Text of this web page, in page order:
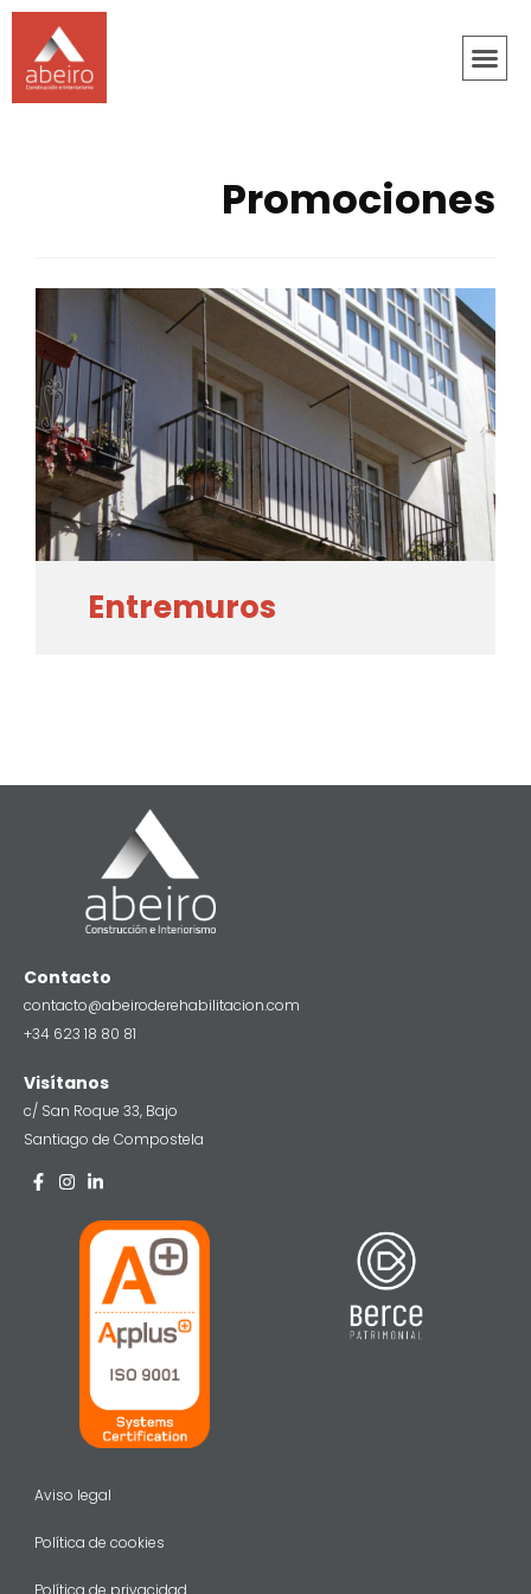
Promociones
Entremuros
Contacto
contacto@abeiroderehabilitacion.com
+34 623 18 80 81
Visítanos
c/ San Roque 33, Bajo
Santiago de Compostela
Aviso legal
Política de cookies
Política de privacidad